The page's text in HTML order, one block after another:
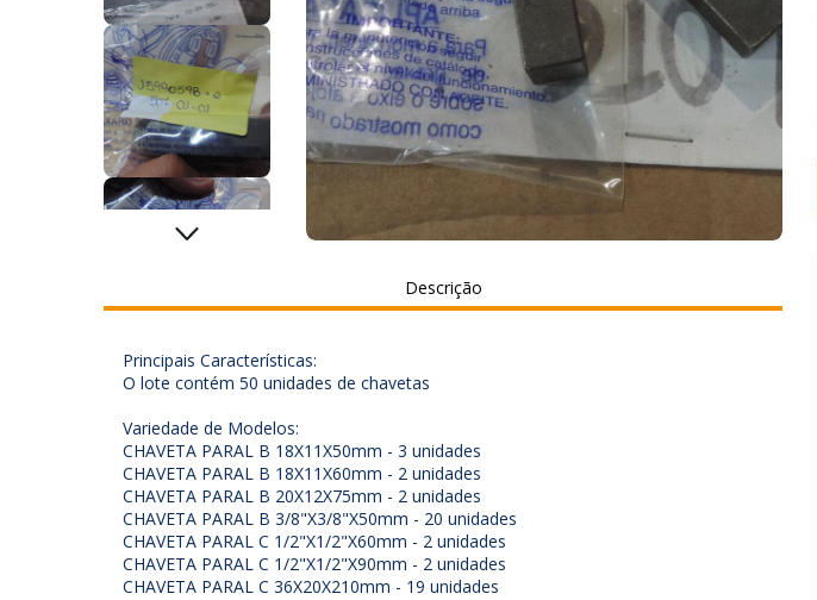
Descrição
Principais Características:
O lote contém 50 unidades de chavetas
Variedade de Modelos:
CHAVETA PARAL B 18X11X50mm - 3 unidades
CHAVETA PARAL B 18X11X60mm - 2 unidades
CHAVETA PARAL B 20X12X75mm - 2 unidades
CHAVETA PARAL B 3/8"X3/8"X50mm - 20 unidades
CHAVETA PARAL C 1/2"X1/2"X60mm - 2 unidades
CHAVETA PARAL C 1/2"X1/2"X90mm - 2 unidades
CHAVETA PARAL C 36X20X210mm - 19 unidades